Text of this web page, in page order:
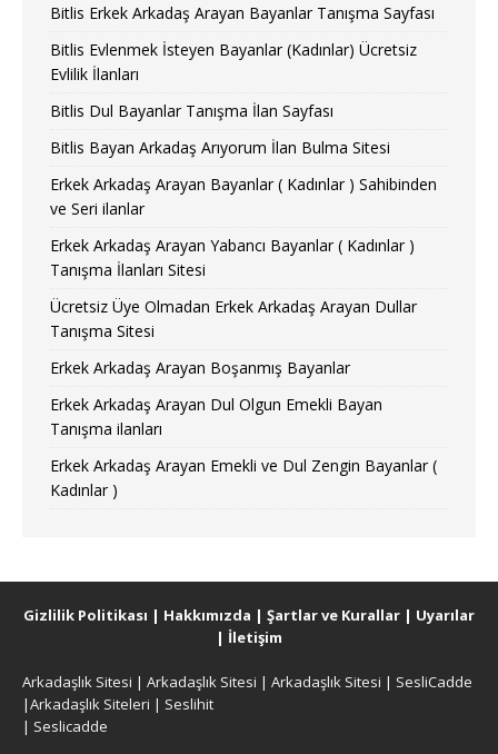
Bitlis Erkek Arkadaş Arayan Bayanlar Tanışma Sayfası
Bitlis Evlenmek İsteyen Bayanlar (Kadınlar) Ücretsiz
Evlilik İlanları
Bitlis Dul Bayanlar Tanışma İlan Sayfası
Bitlis Bayan Arkadaş Arıyorum İlan Bulma Sitesi
Erkek Arkadaş Arayan Bayanlar ( Kadınlar ) Sahibinden
ve Seri ilanlar
Erkek Arkadaş Arayan Yabancı Bayanlar ( Kadınlar )
Tanışma İlanları Sitesi
Ücretsiz Üye Olmadan Erkek Arkadaş Arayan Dullar
Tanışma Sitesi
Erkek Arkadaş Arayan Boşanmış Bayanlar
Erkek Arkadaş Arayan Dul Olgun Emekli Bayan
Tanışma ilanları
Erkek Arkadaş Arayan Emekli ve Dul Zengin Bayanlar (
Kadınlar )
Gizlilik Politikası | Hakkımızda | Şartlar ve Kurallar | Uyarılar
| İletişim
Arkadaşlık Sitesi | Arkadaşlık Sitesi | Arkadaşlık Sitesi | SesliCadde
|Arkadaşlık Siteleri | Seslihit
| Seslicadde